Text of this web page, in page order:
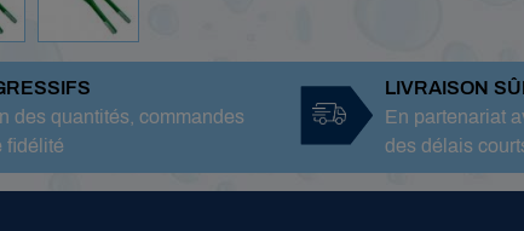
des quantités, commandes
fidélité
LIVRAISON
En partenariat
des délais